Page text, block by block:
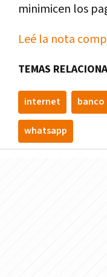
minimicen los
Leé la nota
TEMAS
internet
whatsapp